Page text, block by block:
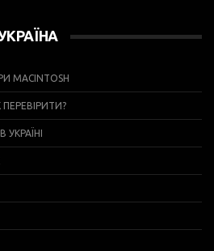
MACINTOSH
ПЕРЕВІРИТИ?
УКРАЇНІ